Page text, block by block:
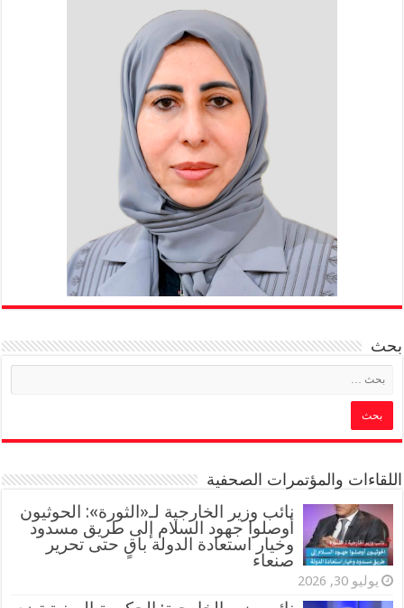
بحث
اللقاءات والمؤتمرات الصحفية
‏نائب وزير الخارجية لـ«الثورة»: الحوثيون
أوصلوا جهود السلام إلى طريق مسدود
وخيار استعادة الدولة باقٍ حتى تحرير
صنعاء
يوليو 30, 2026